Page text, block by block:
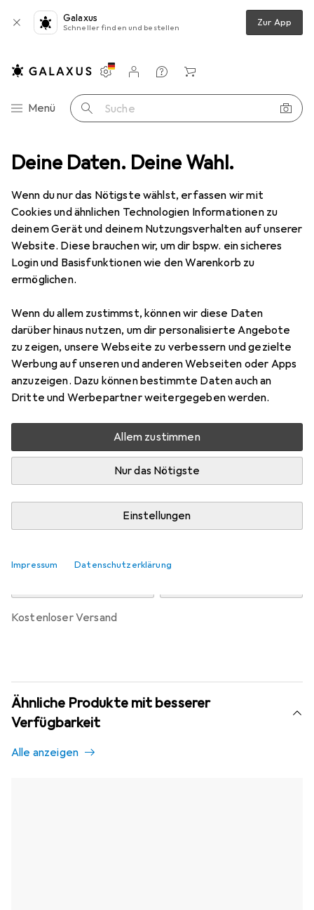
Deine Daten. Deine Wahl.
Wenn du nur das Nötigste wählst, erfassen wir mit
Cookies und ähnlichen Technologien Informationen zu
deinem Gerät und deinem Nutzungsverhalten auf unserer
Website. Diese brauchen wir, um dir bspw. ein sicheres
Login und Basisfunktionen wie den Warenkorb zu
ermöglichen.
Wenn du allem zustimmst, können wir diese Daten
darüber hinaus nutzen, um dir personalisierte Angebote
zu zeigen, unsere Webseite zu verbessern und gezielte
Werbung auf unseren und anderen Webseiten oder Apps
anzuzeigen. Dazu können bestimmte Daten auch an
Dritte und Werbepartner weitergegeben werden.
Allem zustimmen
Nur das Nötigste
Einstellungen
Impressum Datenschutzerklärung
Galaxus
Schneller finden und bestellen Zur App
Navigation nach Kategorien
Menü Suche
Einstellungen
Kundenkonto
Vergleichslisten
Merklisten
Warenkorb
Office Tresor Phoenix Wertschutzschrank HS0671K VENUS
6 Bilder
PhoenixWertschutzschrank HS0671K
VENUS
14 l
Preis in EUR inkl. MwSt.
EUR
400,17
Bewertungen Marke
Mehr von Phoenix
Benachrichtigen, wenn schneller verfügbar
Lieferort angeben für genaue Lieferzeit
kostenloser Versand
Ähnliche Produkte mit besserer
Verfügbarkeit
Alle anzeigen